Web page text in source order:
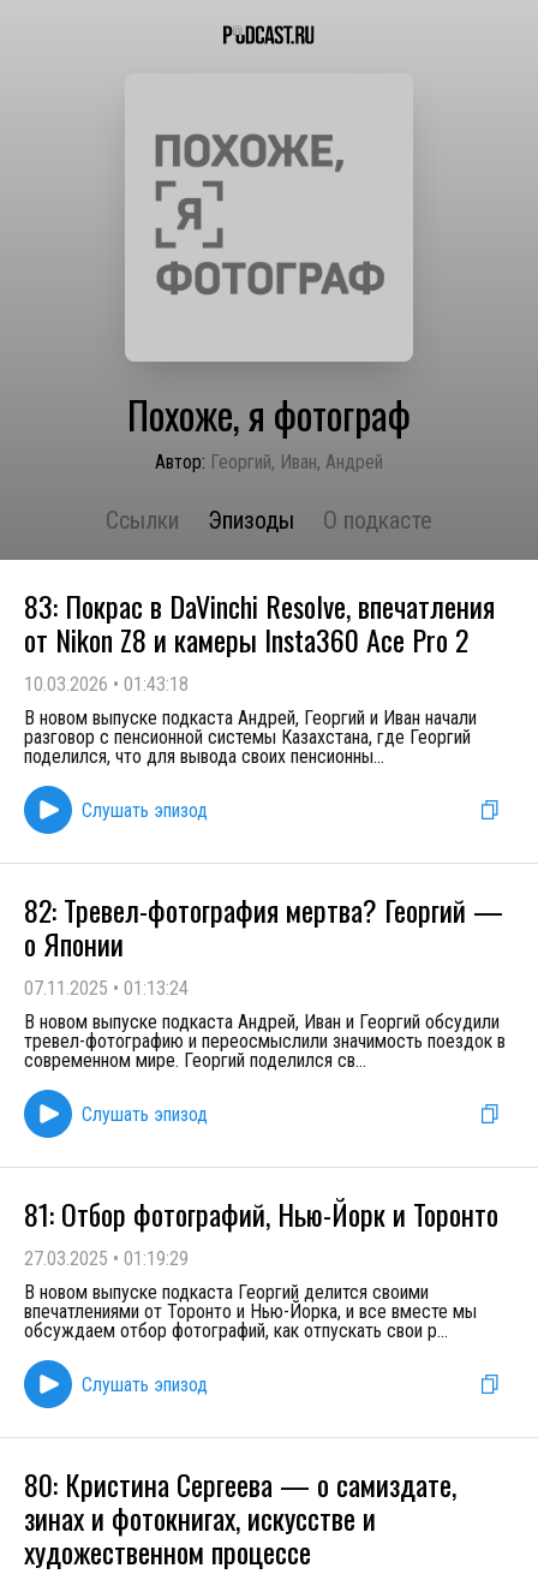
Похоже, я фотограф
Автор: Георгий, Иван, Андрей
Ссылки Эпизоды О подкасте
83: Покрас в DaVinchi Resolve, впечатления
от Nikon Z8 и камеры Insta360 Ace Pro 2
10.03.2026 • 01:43:18
В новом выпуске подкаста Андрей, Георгий и Иван начали
разговор с пенсионной системы Казахстана, где Георгий
поделился, что для вывода своих пенсионны...
Слушать эпизод
82: Тревел-фотография мертва? Георгий —
о Японии
07.11.2025 • 01:13:24
В новом выпуске подкаста Андрей, Иван и Георгий обсудили
тревел-фотографию и переосмыслили значимость поездок в
современном мире. Георгий поделился св...
Слушать эпизод
81: Отбор фотографий, Нью-Йорк и Торонто
27.03.2025 • 01:19:29
В новом выпуске подкаста Георгий делится своими
впечатлениями от Торонто и Нью-Йорка, и все вместе мы
обсуждаем отбор фотографий, как отпускать свои р...
Слушать эпизод
80: Кристина Сергеева — о самиздате,
зинах и фотокнигах, искусстве и
художественном процессе